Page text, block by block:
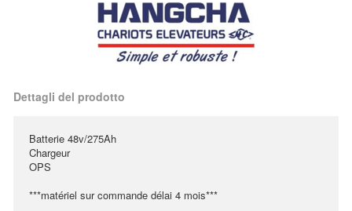
Dettagli del prodotto
Batterie 48v/275Ah
Chargeur
OPS
***matériel sur commande délai 4 mois***